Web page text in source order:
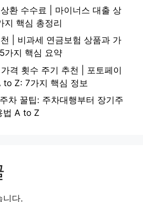
환 수수료 | 마이너스 대출 상
지 핵심 총정리
| 비과세 연금보험 상품과 가
가지 핵심 요약
격 횟수 주기 추천 | 포토페이
to Z: 7가지 핵심 정보
차 꿀팁: 주차대행부터 장기주
법 A to Z
니다.